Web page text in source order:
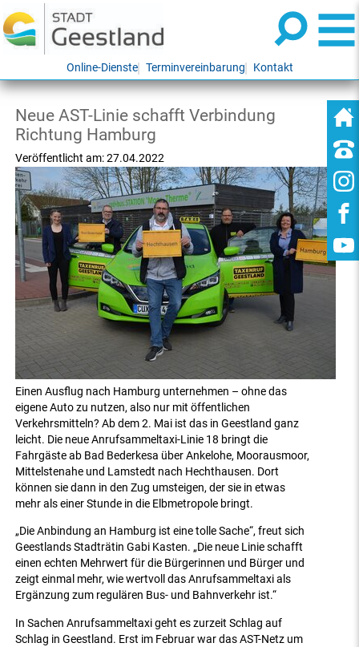
Online-Dienste Terminvereinbarung Kontakt
Neue AST-Linie schafft Verbindung
Richtung Hamburg
Veröffentlicht am:27.04.2022
Einen Ausflug nach Hamburg unternehmen – ohne das
eigene Auto zu nutzen, also nur mit öffentlichen
Verkehrsmitteln? Ab dem 2. Mai ist das in Geestland ganz
leicht. Die neue Anrufsammeltaxi-Linie 18 bringt die
Fahrgäste ab Bad Bederkesa über Ankelohe, Moorausmoor,
Mittelstenahe und Lamstedt nach Hechthausen. Dort
können sie dann in den Zug umsteigen, der sie in etwas
mehr als einer Stunde in die Elbmetropole bringt.
„Die Anbindung an Hamburg ist eine tolle Sache“, freut sich
Geestlands Stadträtin Gabi Kasten. „Die neue Linie schafft
einen echten Mehrwert für die Bürgerinnen und Bürger und
zeigt einmal mehr, wie wertvoll das Anrufsammeltaxi als
Ergänzung zum regulären Bus- und Bahnverkehr ist.“
In Sachen Anrufsammeltaxi geht es zurzeit Schlag auf
Schlag in Geestland. Erst im Februar war das AST-Netz um